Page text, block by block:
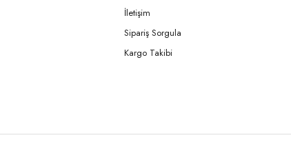
İletişim
Sipariş Sorgula
Kargo Takibi